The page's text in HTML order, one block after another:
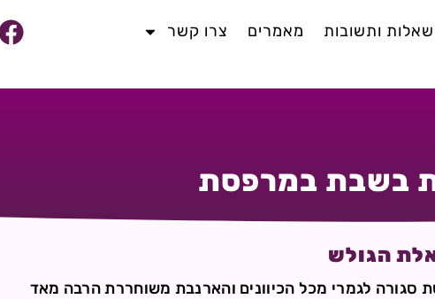
שאלות ותשובות מאמרים צרו קשר
בשבת במרפסת
הגולש
סגורה לגמרי מכל הכיוונים והארנבת משוחררת הרבה מאד